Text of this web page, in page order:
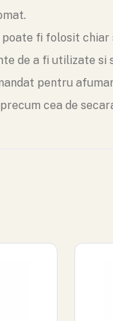
fi folosit
de a fi utilizate
pentru
cea de